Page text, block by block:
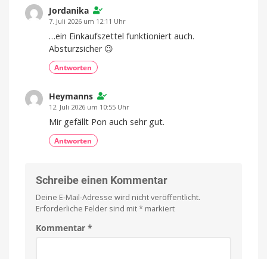
Jordanika
7. Juli 2026 um 12:11 Uhr
…ein Einkaufszettel funktioniert auch.
Absturzsicher 😉
Antworten
Heymanns
12. Juli 2026 um 10:55 Uhr
Mir gefällt Pon auch sehr gut.
Antworten
Schreibe einen Kommentar
Deine E-Mail-Adresse wird nicht veröffentlicht.
Erforderliche Felder sind mit* markiert
Kommentar *